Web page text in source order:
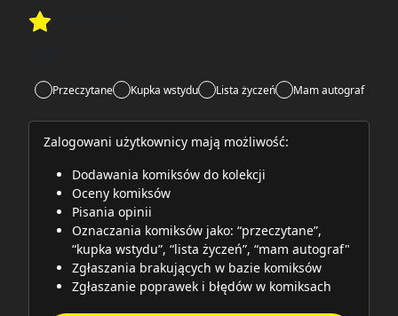
Rate this item:
Przeczytane Kupka wstydu Lista życzeń Mam autograf
Zalogowani użytkownicy mają możliwość:
Dodawania komiksów do kolekcji
Oceny komiksów
Pisania opinii
Oznaczania komiksów jako: “przeczytane”,
“kupka wstydu”, “lista życzeń”, “mam autograf"
Zgłaszania brakujących w bazie komiksów
Zgłaszanie poprawek i błędów w komiksach